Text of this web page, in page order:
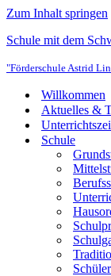
Zum Inhalt springen
Schule mit dem
"Förderschule Astrid
Willkommen
Aktuelles &
Schule
Schüler